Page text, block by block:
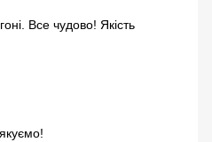
Все чудово! Якість